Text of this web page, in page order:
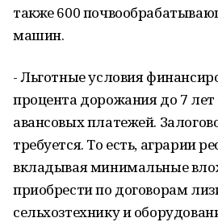
также 600
машин.
- Льготные условия
процента дорожания до 7 лет
авансовых платежей.
требуется. То есть, аграрии
вкладывая минимальные
приобрести по договорам
сельхозтехнику и